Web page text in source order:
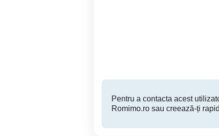
Pentru a contacta acest
Romimo.ro sau creează-ți